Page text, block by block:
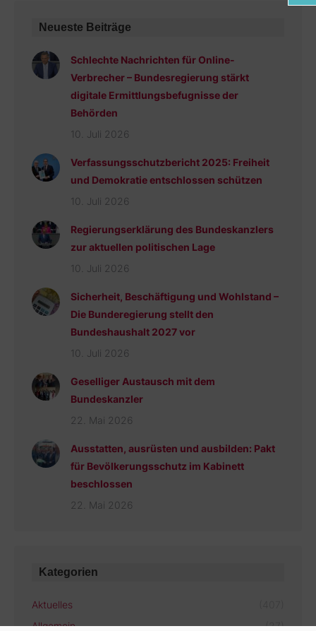
Neueste Beiträge
Schlechte Nachrichten für Online-
Verbrecher – Bundesregierung stärkt
digitale Ermittlungsbefugnisse der
Behörden
10. Juli 2026
Verfassungsschutzbericht 2025: Freiheit
und Demokratie entschlossen schützen
10. Juli 2026
Regierungserklärung des Bundeskanzlers
zur aktuellen politischen Lage
10. Juli 2026
Sicherheit, Beschäftigung und Wohlstand –
Die Bunderegierung stellt den
Bundeshaushalt 2027 vor
10. Juli 2026
Geselliger Austausch mit dem
Bundeskanzler
22. Mai 2026
Ausstatten, ausrüsten und ausbilden: Pakt
für Bevölkerungsschutz im Kabinett
beschlossen
22. Mai 2026
Kategorien
Aktuelles
Allgemein
(27)